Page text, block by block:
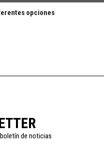
opciones
de noticias